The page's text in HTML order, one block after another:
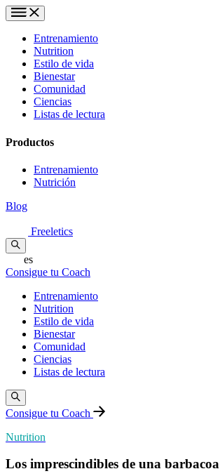
Entrenamiento
Nutrition
Estilo de vida
Bienestar
Comunidad
Ciencias
Listas de lectura
Productos
Entrenamiento
Nutrición
Blog
Freeletics
es
Consigue tu Coach
Entrenamiento
Nutrition
Estilo de vida
Bienestar
Comunidad
Ciencias
Listas de lectura
Consigue tu Coach
Nutrition
Los imprescindibles de una barbacoa